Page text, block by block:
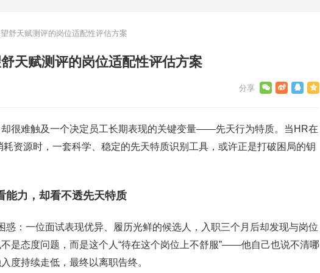
舒天赋测评的岗位适配性评估方案
天赋测评的岗位适配性评估方案
很难触及一个决定员工长期表现的关键变量——先天行为特质。当HR在
耗资源时，一套科学、稳定的先天特质识别工具，或许正是打破困局的钥
力，却看不透先天特质
惑：一位面试表现优异、履历光鲜的候选人，入职三个月后却发现与岗位
是态度问题，而是这个人“待在这个岗位上不舒服”——他自己也说不清哪
度持续走低，最终以离职告终。